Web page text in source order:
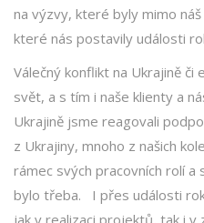
na výzvy, které byly mimo
které nás postavily události
Válečný konflikt na Ukrajině či
svět, a s tím i naše klienty a
Ukrajině jsme reagovali
z Ukrajiny, mnoho z našich
rámec svých pracovních rolí a
bylo třeba. I přes události